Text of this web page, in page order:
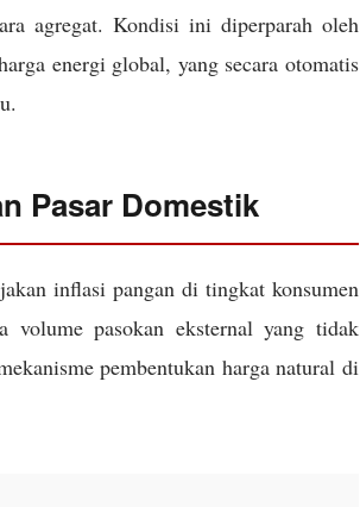
agregat. Kondisi ini diperparah oleh
energi global, yang secara otomatis
Pasar Domestik
inflasi pangan di tingkat konsumen
volume pasokan eksternal yang tidak
pembentukan harga natural di